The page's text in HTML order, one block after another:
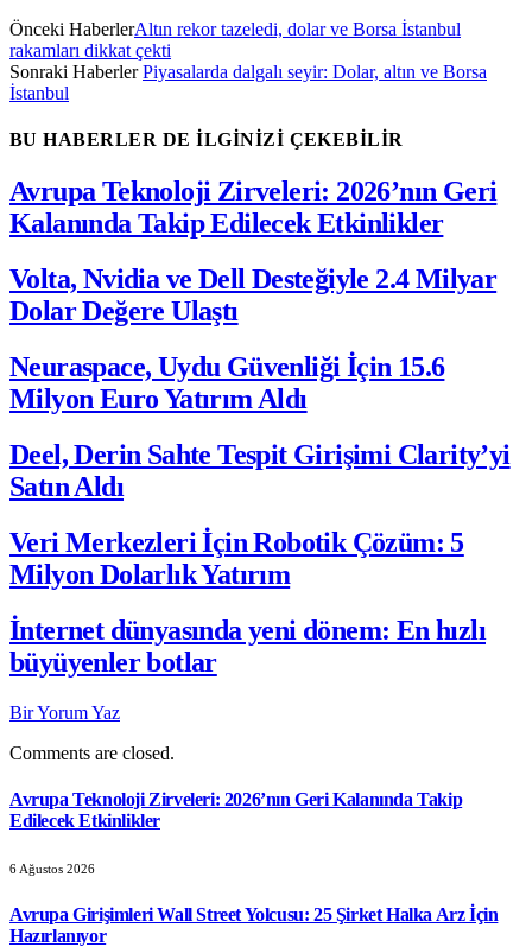
Önceki HaberlerAltın rekor tazeledi, dolar ve Borsa İstanbul
rakamları dikkat çekti
Sonraki HaberlerPiyasalarda dalgalı seyir: Dolar, altın ve Borsa
İstanbul
BU HABERLER DE İLGİNİZİ ÇEKEBİLİR
Avrupa Teknoloji Zirveleri: 2026’nın Geri
Kalanında Takip Edilecek Etkinlikler
Volta, Nvidia ve Dell Desteğiyle 2.4 Milyar
Dolar Değere Ulaştı
Neuraspace, Uydu Güvenliği İçin 15.6
Milyon Euro Yatırım Aldı
Deel, Derin Sahte Tespit Girişimi Clarity’yi
Satın Aldı
Veri Merkezleri İçin Robotik Çözüm: 5
Milyon Dolarlık Yatırım
İnternet dünyasında yeni dönem: En hızlı
büyüyenler botlar
Bir Yorum Yaz
Comments are closed.
Avrupa Teknoloji Zirveleri: 2026’nın Geri Kalanında Takip
Edilecek Etkinlikler
6 Ağustos 2026
Avrupa Girişimleri Wall Street Yolcusu: 25 Şirket Halka Arz İçin
Hazırlanıyor